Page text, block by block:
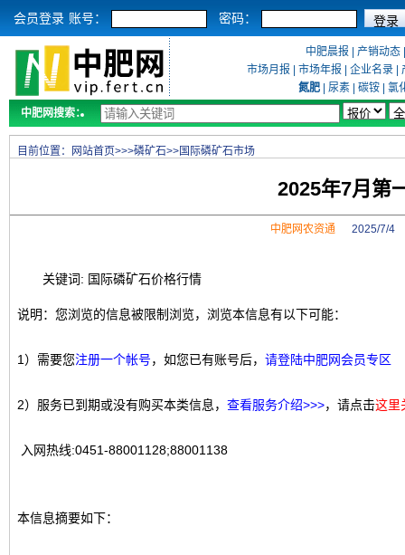
会员登录 账号： 密码：
中肥晨报 产销动态
市场月报
市场年报 企业名录
氮肥
尿素 碳铵
氯
中肥网搜索：
目前位置： 网站首页>>>磷矿石>>国际磷矿石市场
2025年7月第
中肥网农资通2025/7/4
关键词: 国际磷矿石价格行情
说明：您浏览的信息被限制浏览，浏览本信息有以下可能：
1）需要您注册一个帐号，如您已有账号后， 请登陆中肥网会员专区
2）服务已到期或没有购买本类信息， 查看服务介绍>>>，请点击这里
入网热线:0451-88001128;88001138
本信息摘要如下：